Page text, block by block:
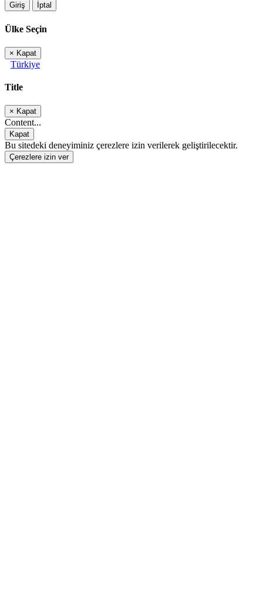
Giriş İptal
Ülke Seçin
× Kapat
Türkiye
Title
× Kapat
Content...
Kapat
Bu sitedeki deneyiminiz çerezlere izin verilerek geliştirilecektir.
Çerezlere izin ver